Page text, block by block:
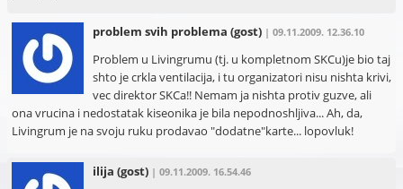
problem svih problema (gost) | 09.11.2009. 12.36.10
Problem u Livingrumu (tj. u kompletnom SKCu)je bio taj
shto je crkla ventilacija, i tu organizatori nisu nishta krivi,
vec direktor SKCa!! Nemam ja nishta protiv guzve, ali
ona vrucina i nedostatak kiseonika je bila nepodnoshljiva... Ah, da,
Livingrum je na svoju ruku prodavao "dodatne"karte... lopovluk!
ilija (gost) | 09.11.2009. 16.54.46